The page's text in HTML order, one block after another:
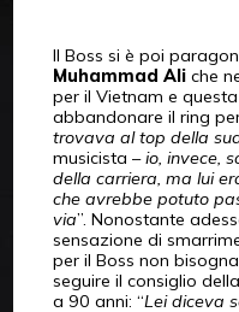
Il Boss si è poi
Muhammad Aliche
per il Vietnam e
abbandonare il ring
trovava al top della
musicista –io, invece,
della carriera, ma lui
che avrebbe potuto
via”. Nonostante
sensazione di
per il Boss non
seguire il consiglio
a 90 anni: “Lei diceva